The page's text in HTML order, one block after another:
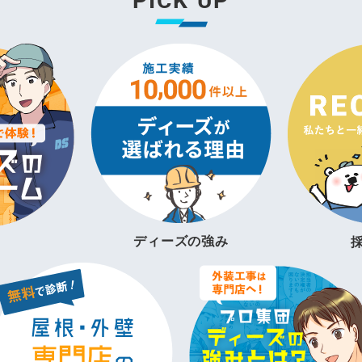
ディーズの強み